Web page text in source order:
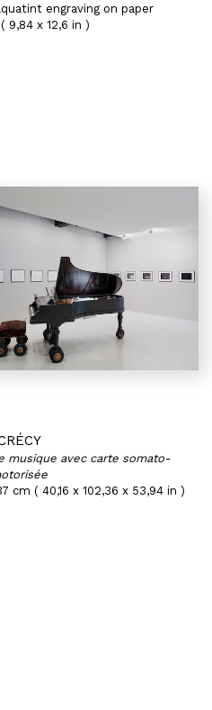
engraving on paper
9,84 x 12,6 in )
musique avec carte somato-
cm ( 40,16 x 102,36 x 53,94 in )